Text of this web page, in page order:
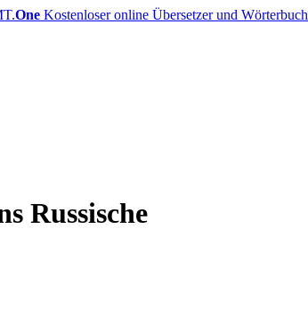
One Kostenloser online Übersetzer und Wörterbuch
Russische